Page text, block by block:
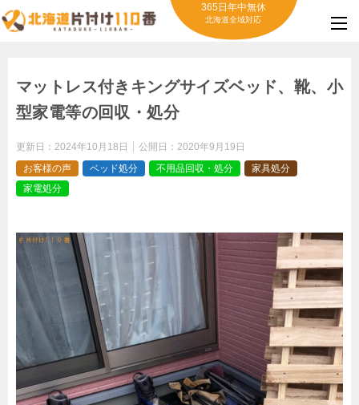
365日年中無休
北海道全域対応
マットレス付きキングサイズベッド、靴、小
型家電等の回収・処分
更新日： 2024年10月18日 公開日： 2020年9月19日
お客様の声
ベッド処分 不用品回収・処分
家具処分
家電処分